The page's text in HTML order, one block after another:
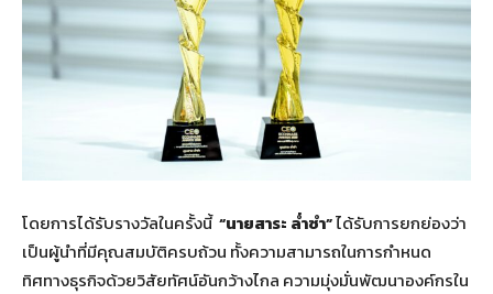
โดยการได้รับรางวัลในครั้งนี้ “นายสาระ ล่ำซำ”ได้รับการยกย่องว่า
เป็นผู้นำที่มีคุณสมบัติครบถ้วน ทั้งความสามารถในการกำหนด
ทิศทางธุรกิจด้วยวิสัยทัศน์อันกว้างไกล ความมุ่งมั่นพัฒนาองค์กรใน